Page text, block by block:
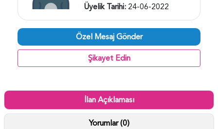
Üyelik Tarihi: 24-06-2022
Özel Mesaj Gönder
Şikayet Edin
İlan Açıklaması
Yorumlar (0)